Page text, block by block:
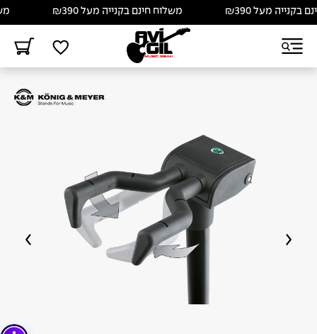
מעל ₪390 משלוח חינם בקנייה מעל ₪390